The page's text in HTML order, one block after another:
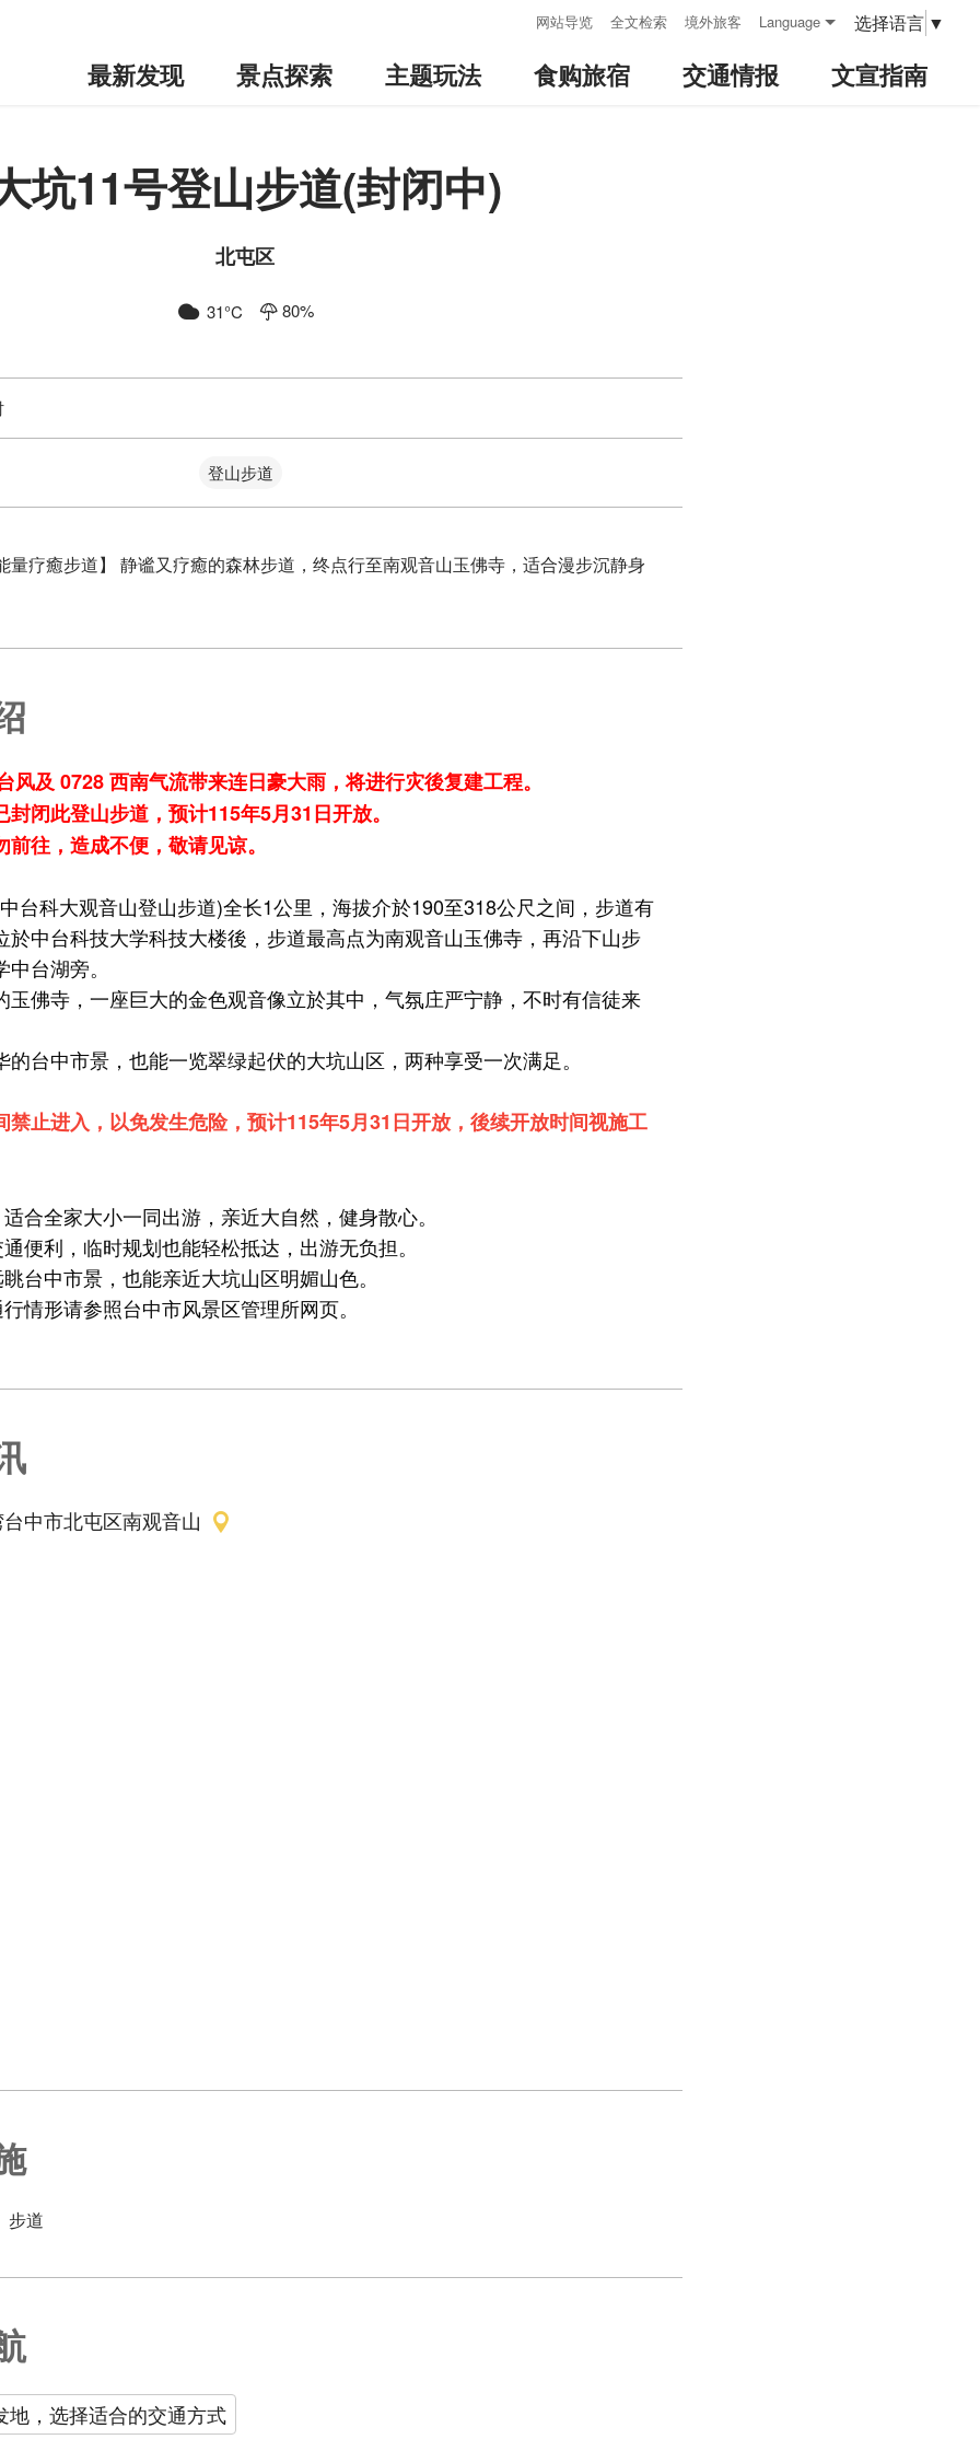
网站导览 全文检索 境外旅客 Language 选择语言 ▼
最新发现 景点探索 主题玩法 食购旅宿 交通情报 文宣指南
坑11号登山步道(封闭中)
北屯区
31°C 80%
登山步道
量疗癒步道】 静谧又疗癒的森林步道，终点行至南观音山玉佛寺，适合漫步沉静身
风及 0728 西南气流带来连日豪大雨，将进行灾後复建工程。
闭此登山步道， 预计115年5月31日开放。
往，造成不便，敬请见谅。
台科大观音山登山步道)全长1公里，海拔介於190至318公尺之间，步道有
於中台科技大学科技大楼後，步道最高点为南观音山玉佛寺，再沿下山步
台湖旁。
玉佛寺，一座巨大的金色观音像立於其中，气氛庄严宁静，不时有信徒来
台中市景，也能一览翠绿起伏的大坑山区，两种享受一次满足。
禁止进入，以免发生危险，预计115年5月31日开放，後续开放时间视施工
合全家大小一同出游，亲近大自然，健身散心。
便利，临时规划也能轻松抵达，出游无负担。
台中市景，也能亲近大坑山区明媚山色。
情形请参照台中市风景区管理所网页。
中市北屯区南观音山
步道
地，选择适合的交通方式